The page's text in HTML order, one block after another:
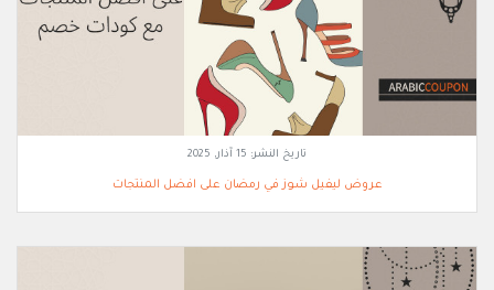
تاريخ النشر: 15 آذار, 2025
عروض ليفيل شوز في رمضان على افضل المنتجات